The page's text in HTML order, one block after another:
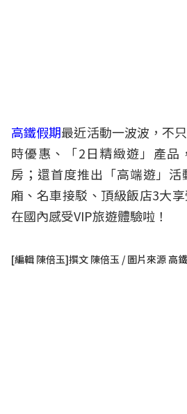
高鐵假期最近活動一波波，不
時優惠、「2日精緻遊」產品
房；還首度推出「高端遊」
廂、名車接駁、頂級飯店3大
在國內感受VIP旅遊體驗啦！
[編輯 陳倍玉]撰文 陳倍玉 / 圖片來源 高鐵